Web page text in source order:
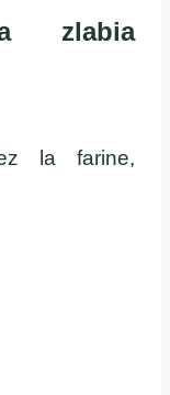
zlabia
la farine,